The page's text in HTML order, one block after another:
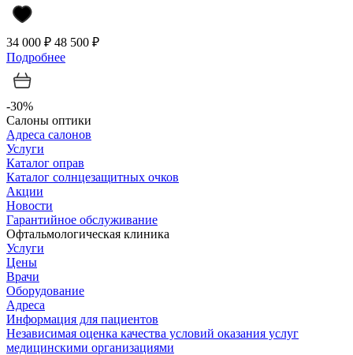
34 000 ₽ 48 500 ₽
Подробнее
-30%
Салоны оптики
Адреса салонов
Услуги
Каталог оправ
Каталог солнцезащитных очков
Акции
Новости
Гарантийное обслуживание
Офтальмологическая клиника
Услуги
Цены
Врачи
Оборудование
Адреса
Информация для пациентов
Независимая оценка качества условий оказания услуг
медицинскими организациями